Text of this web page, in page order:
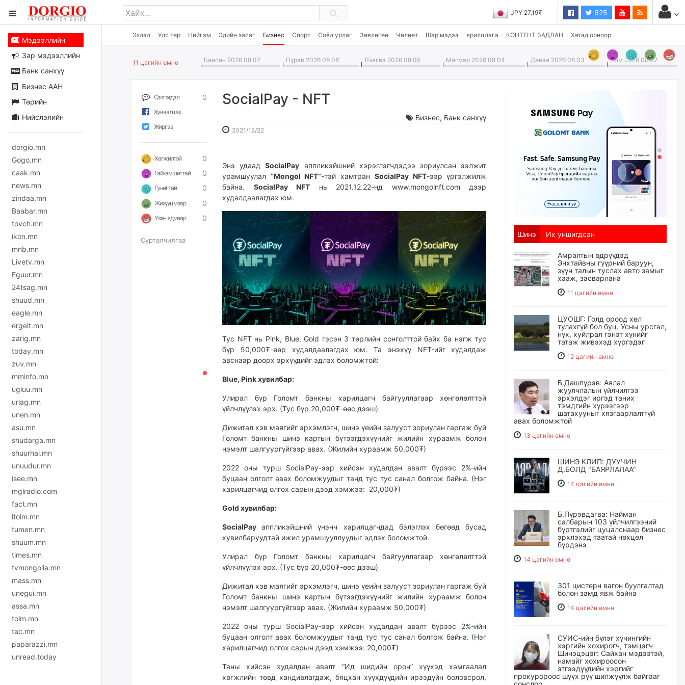
JPY 27.19₮ 625
Эхлэл Улс төр Нийгэм Эдийн засаг Бизнес Спорт Соёл урлаг Зөвлөгөө Чөлөөт Шар мэдээ ярилцлага КОНТЕНТ ЗАДЛАН Хятад орноор
Мэдээллийн
Зар мэдээллийн
Банк санхүү
Бизнес ААН
Төрийн
Нийслэлийн
dorgio.mn
Gogo.mn
caak.mn
news.mn
zindaa.mn
Baabar.mn
tovch.mn
ikon.mn
mnb.mn
Livetv.mn
Eguur.mn
24tsag.mn
shuud.mn
eagle.mn
ergelt.mn
zarig.mn
today.mn
zuv.mn
mminfo.mn
ugluu.mn
urlag.mn
unen.mn
asu.mn
shudarga.mn
shuurhai.mn
unuudur.mn
isee.mn
mglradio.com
fact.mn
itoim.mn
tumen.mn
shuum.mn
times.mn
tvmongolia.mn
mass.mn
unegui.mn
assa.mn
toim.mn
tac.mn
paparazzi.mn
unread.today
11 цагийн өмнө Баасан 2026 08 07 Пүрэв 2026 08 06 Лхагва 2026 08 05 Мягмар 2026 08 04 Даваа 2026 08 03 Ням 2026 08 02
Сэтгэгдэл 0
Хуваалцах
Жиргээ
Хөгжилтэй 0
Гайхамшигтай 0
Гунигтай 0
Жихүүцмээр 0
Үзэн ядмаар 0
Сурталчилгаа
SocialPay - NFT
Бизнес, Банк санхүү
2021/12/22
13:02:10
03:17:53
Энэ удаадSocialPay аппликэйшний хэрэглэгчдэдээ зориулсан ээлжит
урамшуулал “Мongol NFT”-тэй хамтран SocialPay NFT-ээр үргэлжилж
байна. SocialPay NFT нь 2021.12.22-нд www.mongolnft.com дээр
худалдаалагдах юм.
Тус NFT нь Pink, Blue, Gold гэсэн 3 төрлийн сонголттой байх ба нэгж тус
бүр 50,000₮-өөр худалдаалагдах юм. Та энэхүү NFT-ийг худалдаж
авснаар доорх эрхүүдийг эдлэх боломжтой:
Blue, Pink хувилбар:
Улирал бүр Голомт банкны харилцагч байгууллагаар хөнгөлөлттэй
үйлчлүүлэх эрх. (Тус бүр 20,000₮-өөс дээш)
Дижитал хэв маягийг эрхэмлэгч, шинэ үеийн залууст зориулан гаргаж буй
Голомт банкны шинэ картын бүтээгдэхүүнийг жилийн хураамж болон
нэмэлт шалгуургүйгээр авах. (Жилийн хураамж 50,000₮)
2022 оны турш SocialPay-ээр хийсэн худалдан авалт бүрээс 2%-ийн
буцаан олголт авах боломжуудыг танд тус тус санал болгож байна. (Нэг
харилцагчид олгох сарын дээд хэмжээ: 20,000₮)
Gold хувилбар:
SocialPayаппликэйшний үнэнч харилцагчдад бэлэглэх бөгөөд бусад
хувилбаруудтай ижил урамшууллуудыг эдлэх боломжтой.
Улирал бүр Голомт банкны харилцагч байгууллагаар хөнгөлөлттэй
үйлчлүүлэх эрх. (Тус бүр 20,000₮-өөс дээш)
Дижитал хэв маягийг эрхэмлэгч, шинэ үеийн залууст зориулан гаргаж буй
Голомт банкны шинэ картын бүтээгдэхүүнийг жилийн хураамж болон
нэмэлт шалгуургүйгээр авах. (Жилийн хураамж 50,000₮)
2022 оны турш SocialPay-ээр хийсэн худалдан авалт бүрээс 2%-ийн
буцаан олголт авах боломжуудыг танд тус тус санал болгож байна. (Нэг
харилцагчид олгох сарын дээд хэмжээ: 20,000₮)
Таны хийсэн худалдан авалт “Ид шидийн орон” хүүхэд хамгаалал
хөгжлийн төвд хандивлагдаж, бяцхан хүүхдүүдийн ирээдүйн боловсрол,
Шинэ Их уншигдсан
Амралтын өдрүүдэд
Энхтайвны гүүрний баруун,
зүүн талын туслах авто замыг
хааж, засварлана
11 цагийн өмнө
ЦУОШГ: Голд ороод хөл
тулахгүй бол буц. Усны урсгал,
нүх, хуйлрал гэнэт хүнийг
татаж живэхэд хүргэдэг
12 цагийн өмнө
Б.Дашпүрэв: Аялал
жуулчлалын үйлчилгээ
эрхэлдэг иргэд таних
тэмдгийн хүрээгээр
шатахууныг хязгаарлалтгүй
авах боломжтой
13 цагийн өмнө
ШИНЭ КЛИП: ДУУЧИН
Д.БОЛД "БАЯРЛАЛАА"
14 цагийн өмнө
Б.Пүрэвдагва: Найман
салбарын 103 үйлчилгээний
бүртгэлийг цуцалснаар бизнес
эрхлэхэд таатай нөхцөл
бүрдэнэ
14 цагийн өмнө
301 цистерн вагон буулгалтад
болон замд явж байна
14 цагийн өмнө
СУИС-ийн бүлэг хүчингийн
хэргийн хохирогч, тэмцэгч
Шинэцэцэг: Сайхан мэдээтэй,
намайг хохироосон
этгээдүүдийн хэргийг
прокуророос шүүх рүү шилжүүлж байгааг